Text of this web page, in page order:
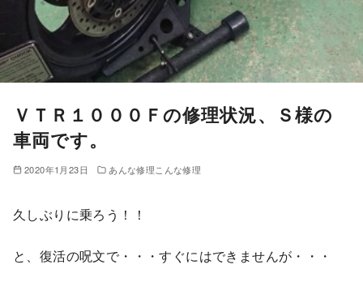
ＶＴＲ１０００Ｆの修理状況、Ｓ様の
車両です。
2020年1月23日 あんな修理こんな修理
久しぶりに乗ろう！！
と、復活の呪文で・・・すぐにはできませんが・・・